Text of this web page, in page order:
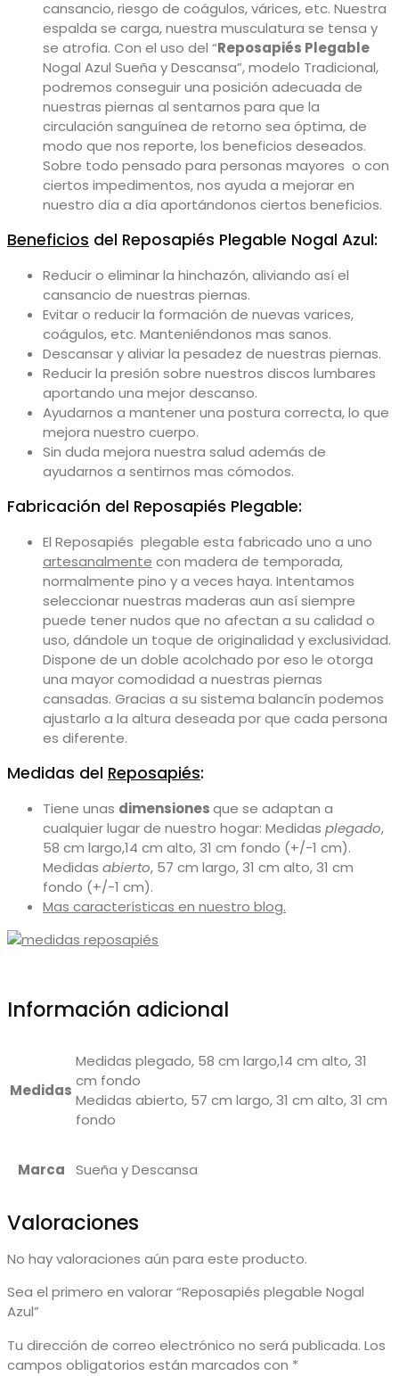
cansancio, riesgo de coágulos, várices, etc. Nuestra
espalda se carga, nuestra musculatura se tensa y
se atrofia. Con el uso del “Reposapiés Plegable
Nogal Azul Sueña y Descansa”, modelo Tradicional,
podremos conseguir una posición adecuada de
nuestras piernas al sentarnos para que la
circulación sanguínea de retorno sea óptima, de
modo que nos reporte, los beneficios deseados.
Sobre todo pensado para personas mayores o con
ciertos impedimentos, nos ayuda a mejorar en
nuestro día a día aportándonos ciertos beneficios.
Beneficios del Reposapiés Plegable Nogal Azul:
Reducir o eliminar la hinchazón, aliviando así el
cansancio de nuestras piernas.
Evitar o reducir la formación de nuevas varices,
coágulos, etc. Manteniéndonos mas sanos.
Descansar y aliviar la pesadez de nuestras piernas.
Reducir la presión sobre nuestros discos lumbares
aportando una mejor descanso.
Ayudarnos a mantener una postura correcta, lo que
mejora nuestro cuerpo.
Sin duda mejora nuestra salud además de
ayudarnos a sentirnos mas cómodos.
Fabricación del Reposapiés Plegable:
El Reposapiés plegable esta fabricado uno a uno
artesanalmente con madera de temporada,
normalmente pino y a veces haya. Intentamos
seleccionar nuestras maderas aun así siempre
puede tener nudos que no afectan a su calidad o
uso, dándole un toque de originalidad y exclusividad.
Dispone de un doble acolchado por eso le otorga
una mayor comodidad a nuestras piernas
cansadas. Gracias a su sistema balancín podemos
ajustarlo a la altura deseada por que cada persona
es diferente.
Medidas del Reposapiés:
Tiene unas dimensionesque se adaptan a
cualquier lugar de nuestro hogar: Medidas plegado,
58 cm largo,14 cm alto, 31 cm fondo (+/-1 cm).
Medidas abierto, 57 cm largo, 31 cm alto, 31 cm
fondo (+/-1 cm).
Mas características en nuestro blog.
Información adicional
Medidas
Medidas plegado, 58 cm largo,14 cm alto, 31
cm fondo
Medidas abierto, 57 cm largo, 31 cm alto, 31 cm
fondo
Marca Sueña y Descansa
Valoraciones
No hay valoraciones aún para este producto.
Sea el primero en valorar “Reposapiés plegable Nogal
Azul”
Tu dirección de correo electrónico no será publicada. Los
campos obligatorios están marcados con *